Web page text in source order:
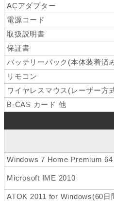
ACアダプター
電源コード
取扱説明書
保証書
バッテリーパック(本体装着済
リモコン
ワイヤレスマウス(レーザー方
B-CAS カード 他
Windows 7 Home Premium
Microsoft IME 2010
ATOK 2011 for Windows(60